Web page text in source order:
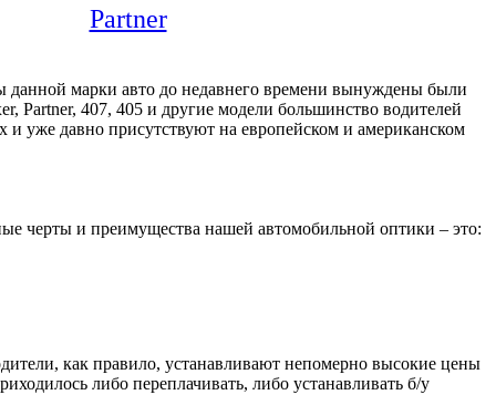
Partner
данной марки авто до недавнего времени вынуждены были
Partner, 407, 405 и другие модели большинство водителей
уже давно присутствуют на европейском и американском
черты и преимущества нашей автомобильной оптики – это:
как правило, устанавливают непомерно высокие цены
либо переплачивать, либо устанавливать б/у